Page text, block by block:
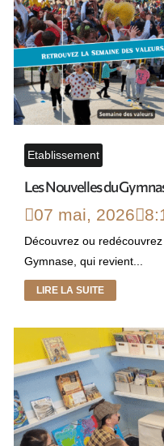
Etablissement
Les Nouvelles du
07 mai, 2026
Découvrez ou
Gymnase, qui revient...
LIRE LA SUITE